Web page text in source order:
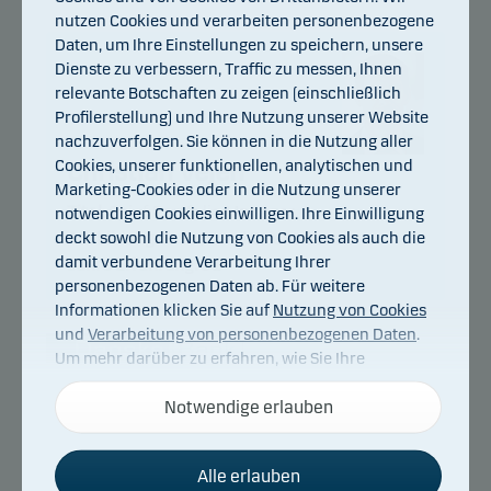
Christian Vejen
Titel:Chief Portfolio Manager
Ausbildung:M.Sc., Cand.Scient.Oecon
Jahre Erfahrung:31
Danske Bank Asset Management ist ein
internationaler Vermögensverwalter und Teil von
Danske Bank.
nutzen Cookies und verarbeiten personenbezogene
Daten, um Ihre Einstellungen zu speichern, unsere
Dienste zu verbessern, Traffic zu messen, Ihnen
relevante Botschaften zu zeigen (einschließlich
Profilerstellung) und Ihre Nutzung unserer Website
nachzuverfolgen. Sie können in die Nutzung aller
Cookies, unserer funktionellen, analytischen und
Marketing-Cookies oder in die Nutzung unserer
notwendigen Cookies einwilligen. Ihre Einwilligung
deckt sowohl die Nutzung von Cookies als auch die
damit verbundene Verarbeitung Ihrer
personenbezogenen Daten ab. Für weitere
Informationen klicken Sie auf Nutzung von Cookies
und Verarbeitung von personenbezogenen Daten.
Um mehr darüber zu erfahren, wie Sie Ihre
Einwilligung widerrufen können, klicken Sie auf den
Link für die
Cookies und Datenschutzunten auf
unserer Website.
Notwendige erlauben
Alle erlauben